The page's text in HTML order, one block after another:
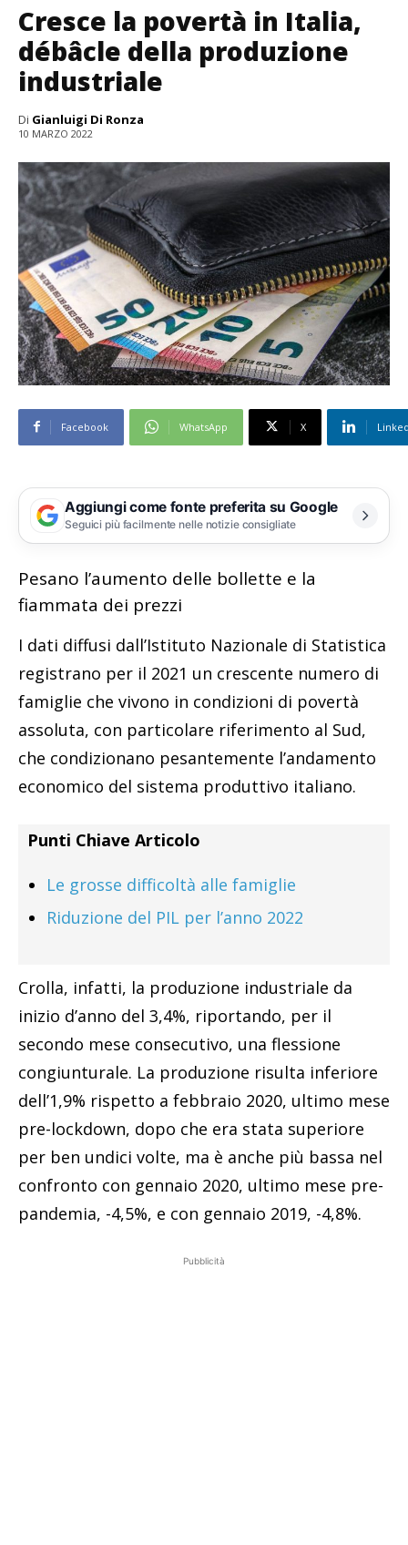
Cresce la povertà in Italia,
débâcle della produzione
industriale
Di Gianluigi Di Ronza
10 MARZO 2022
Facebook WhatsApp X
Aggiungi come fonte preferita su Google
Seguici più facilmente nelle notizie consigliate
Pesano l’aumento delle bollette e la
fiammata dei prezzi
I dati diffusi dall’Istituto Nazionale di Statistica
registrano per il 2021 un crescente numero di
famiglie che vivono in condizioni di povertà
assoluta, con particolare riferimento al Sud,
che condizionano pesantemente l’andamento
economico del sistema produttivo italiano.
Punti Chiave Articolo
Le grosse difficoltà alle famiglie
Riduzione del PIL per l’anno 2022
Crolla, infatti, la produzione industriale da
inizio d’anno del 3,4%, riportando, per il
secondo mese consecutivo, una flessione
congiunturale. La produzione risulta inferiore
dell’1,9% rispetto a febbraio 2020, ultimo mese
pre-lockdown, dopo che era stata superiore
per ben undici volte, ma è anche più bassa nel
confronto con gennaio 2020, ultimo mese pre-
pandemia, -4,5%, e con gennaio 2019, -4,8%.
Pubblicità